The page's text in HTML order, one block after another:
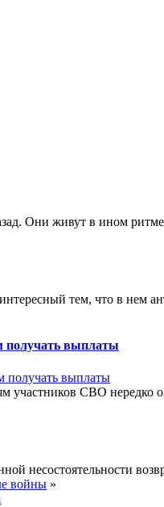
Они живут в ином
тем, что в нем
получать выплаты
участников СВО нередко
несостоятельности
войны »